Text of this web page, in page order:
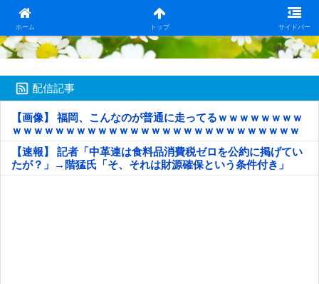
ホーム トップ サイドバー
日本第一！ニュース録
配信記事
【画像】 福岡、こんなのが普通に走ってるｗｗｗｗｗｗｗｗ
ｗｗｗｗｗｗｗｗｗｗｗｗｗｗｗｗｗｗｗｗｗｗｗｗｗｗｗ
ｗｗｗｗｗ
【速報】 記者「中革連は食料品消費税ゼロを公約に掲げてい
たが？」→階猛氏「そ、それは財源確保という条件付き」